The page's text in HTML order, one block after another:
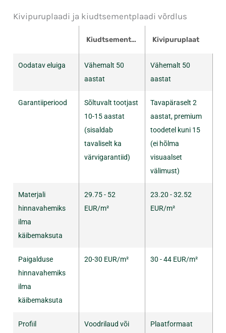
Kivipuruplaadi ja kiudtsementplaadi võrdlus
Kiudtsementvoodrilaud Kivipuruplaat
Oodatav eluiga
Vähemalt 50
aastat
Vähemalt 50
aastat
Garantiiperiood
Sõltuvalt tootjast
10-15 aastat
(sisaldab
tavaliselt ka
värvigarantiid)
Tavapäraselt 2
aastat, premium
toodetel kuni 15
(ei hõlma
visuaalset
välimust)
Materjali
hinnavahemiks
ilma
käibemaksuta
29.75 - 52
EUR/m²
23.20 - 32.52
EUR/m²
Paigalduse
hinnavahemiks
ilma
käibemaksuta
20-30 EUR/m² 30 - 44 EUR/m²
Profiil
Voodrilaud või
Plaatformaat